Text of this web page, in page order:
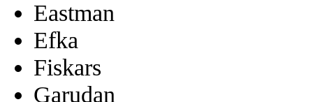
Eastman
Efka
Fiskars
Garudan